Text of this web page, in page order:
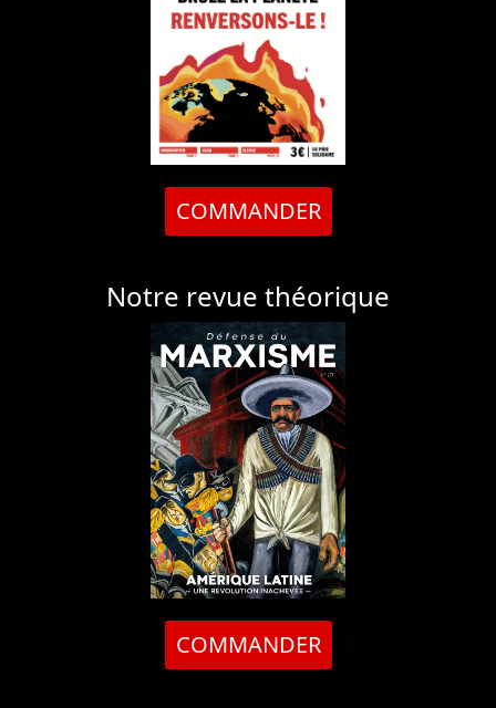
COMMANDER
Notre revue théorique
COMMANDER